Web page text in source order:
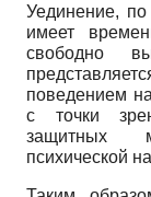
Уединение,
имеет
свободно
поведением
с точки
защитных
психической